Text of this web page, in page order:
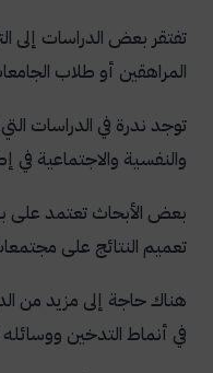
تفتقر بعض الدراسات إلى
المراهقين أو طلاب
توجد ندرة في الدراسات
والنفسية والاجتماعية في
بعض الأبحاث تعتمد على
تعميم النتائج على
هناك حاجة إلى مزيد من
في أنماط التدخين ووسائله